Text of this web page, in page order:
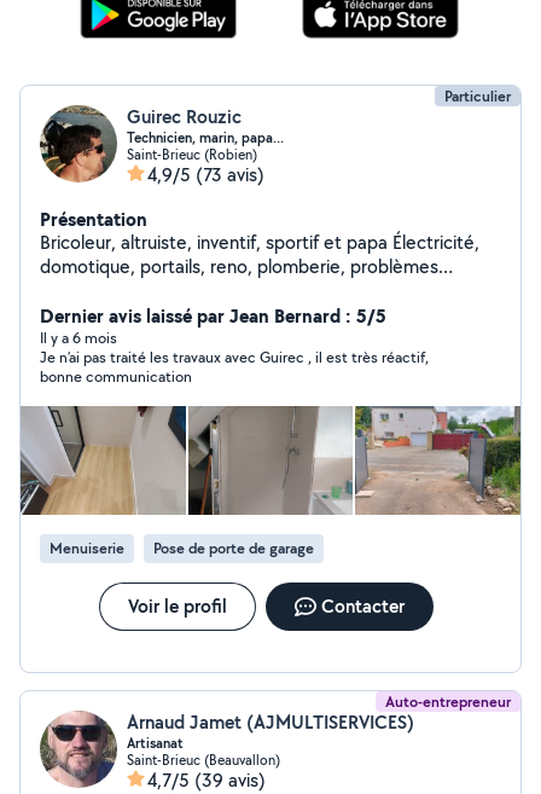
Particulier
Guirec Rouzic
Technicien, marin, papa...
Saint-Brieuc (Robien)
4,9/5 (73 avis)
Présentation
Bricoleur, altruiste, inventif, sportif et papa Électricité,
domotique, portails, reno, plomberie, problèmes
Dernier avis laissé par Jean Bernard : 5/5
Il y a 6 mois
Je n’ai pas traité les travaux avec Guirec , il est très réactif,
bonne communication
Menuiserie Pose de porte de garage
Voir le profil Contacter
Auto-entrepreneur
Arnaud Jamet (AJMULTISERVICES)
Artisanat
Saint-Brieuc (Beauvallon)
4,7/5 (39 avis)